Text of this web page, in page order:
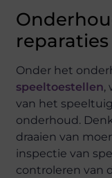
reparaties
Onder het
speeltoestellen,
van het
onderhoud.
draaien van
inspectie van
controleren van